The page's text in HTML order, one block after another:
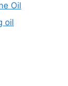
Oil
oil